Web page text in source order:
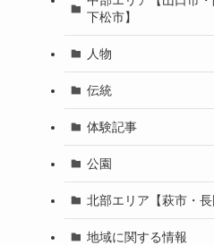
下松市】
人物
伝統
体験記事
公園
北部エリア【萩市・長
地域に関する情報